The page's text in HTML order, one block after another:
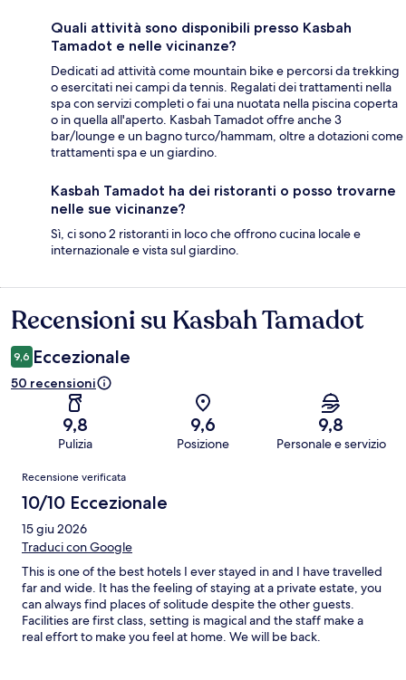
Quali attività sono disponibili presso Kasbah
Tamadot e nelle vicinanze?
Dedicati ad attività come mountain bike e percorsi da trekking
o esercitati nei campi da tennis. Regalati dei trattamenti nella
spa con servizi completi o fai una nuotata nella piscina coperta
o in quella all'aperto. Kasbah Tamadot offre anche 3
bar/lounge e un bagno turco/hammam, oltre a dotazioni come
trattamenti spa e un giardino.
Kasbah Tamadot ha dei ristoranti o posso trovarne
nelle sue vicinanze?
Sì, ci sono 2 ristoranti in loco che offrono cucina locale e
internazionale e vista sul giardino.
Recensioni
Recensioni su Kasbah Tamadot
9,6 Eccezionale
50 recensioni
9,8
Pulizia
9,6
Posizione
9,8
Personale e servizio
Recensioni
Recensione verificata
10/10 Eccezionale
15 giu 2026
Traduci con Google
This is one of the best hotels I ever stayed in and I have travelled
far and wide. It has the feeling of staying at a private estate, you
can always find places of solitude despite the other guests.
Facilities are first class, setting is magical and the staff make a
real effort to make you feel at home. We will be back.